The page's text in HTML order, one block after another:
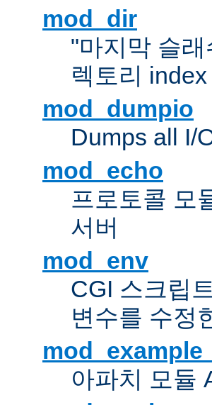
mod_dir
"마지막 슬
렉토리
mod_dumpio
Dumps all I/
mod_echo
프로토콜 모
서버
mod_env
CGI 스크립
변수를 수정
아파치 모듈